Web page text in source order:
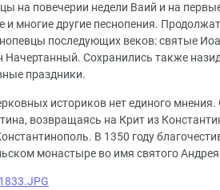
на повечерии недели Ваий и на
и многие другие песнопения.
последующих веков: святые
Сохранились также
праздники.
историков нет единого
возвращаясь на Крит из
В 1350 году
монастыре во имя святого